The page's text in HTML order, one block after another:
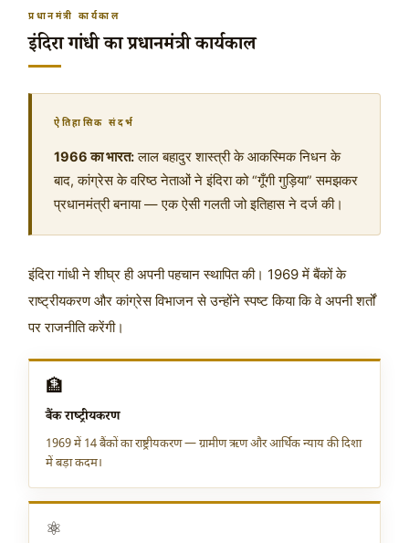
प्रधानमंत्री कार्यकाल
इंदिरा गांधी का प्रधानमंत्री कार्यकाल
ऐतिहासिक संदर्भ
1966 का भारत:लाल बहादुर शास्त्री के आकस्मिक निधन के
बाद, कांग्रेस के वरिष्ठ नेताओं ने इंदिरा को “गूँगी गुड़िया” समझकर
प्रधानमंत्री बनाया — एक ऐसी गलती जो इतिहास ने दर्ज की।
इंदिरा गांधी ने शीघ्र ही अपनी पहचान स्थापित की। 1969 में बैंकों के
राष्ट्रीयकरण और कांग्रेस विभाजन से उन्होंने स्पष्ट किया कि वे अपनी शर्तों
पर राजनीति करेंगी।
🏦
बैंक राष्ट्रीयकरण
1969 में 14 बैंकों का राष्ट्रीयकरण — ग्रामीण ऋण और आर्थिक न्याय की दिशा
में बड़ा कदम।
⚛